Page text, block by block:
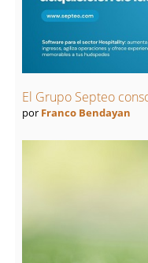
El Grupo Septeo
por Franco Bendayan